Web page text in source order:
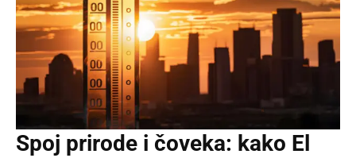
Spoj prirode i čoveka: kako El